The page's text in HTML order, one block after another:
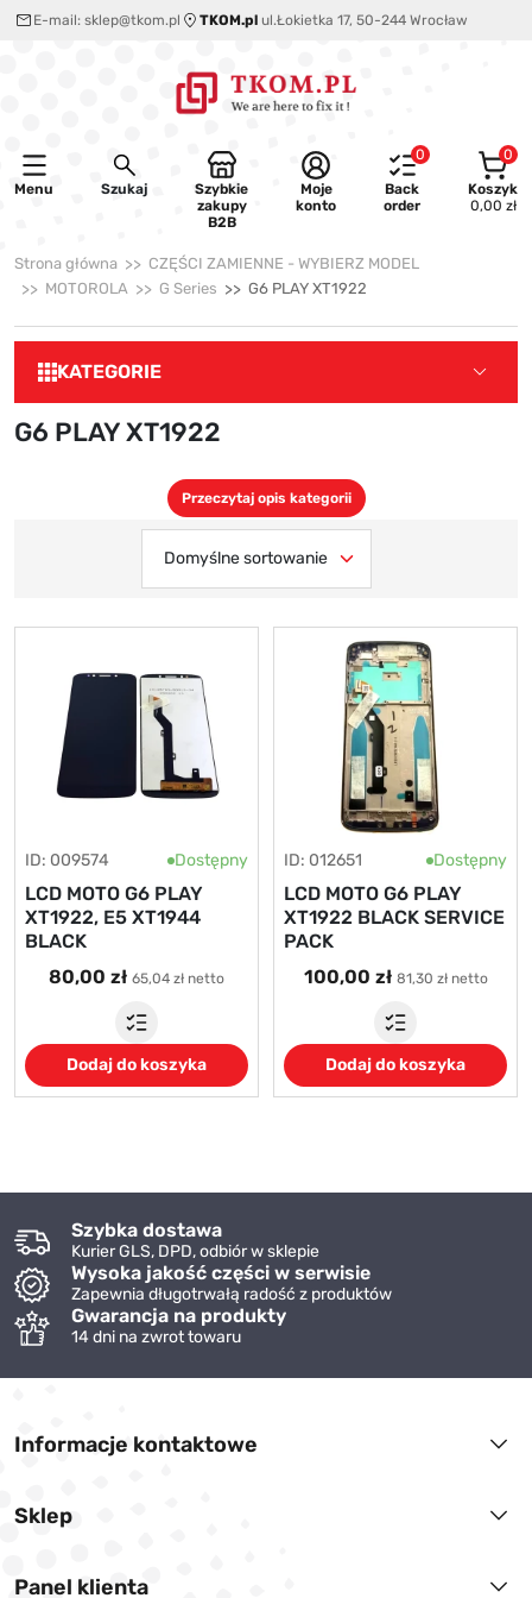
E-mail: sklep@tkom.pl TKOM.pl ul.Łokietka 17, 50-244 Wrocław
Menu Szukaj
Szybkie
zakupy
B2B
Moje
konto
0
Back
order
0
Koszyk
0,00 zł
Strona główna
CZĘŚCI ZAMIENNE - WYBIERZ MODEL
MOTOROLA
G Series G6 PLAY XT1922
KATEGORIE
G6 PLAY XT1922
Przeczytaj opis kategorii
ID: 009574 Dostępny
LCD MOTO G6 PLAY
XT1922, E5 XT1944
BLACK
80,00 zł 65,04 zł netto
Dodaj do koszyka
ID: 012651 Dostępny
LCD MOTO G6 PLAY
XT1922 BLACK SERVICE
PACK
100,00 zł 81,30 zł netto
Dodaj do koszyka
Szybka dostawa
Kurier GLS, DPD, odbiór w sklepie
Wysoka jakość części w serwisie
Zapewnia długotrwałą radość z produktów
Gwarancja na produkty
14 dni na zwrot towaru
Informacje kontaktowe
Sklep
Panel klienta